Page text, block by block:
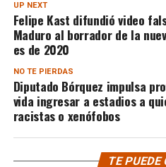
UP NEXT
Felipe Kast difundió video
Maduro al borrador de la
es de 2020
NO TE PIERDAS
Diputado Bórquez impulsa
vida ingresar a estadios a
racistas o xenófobos
TE PUEDE